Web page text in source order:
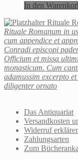
In den
Rituale
Rituale Romanum in
cum appendice et
Conradi episcopi
Officium et missa
monasticum. Cum
adamussim excerpto
diligenter ornato
Das Antiquariat
Versandkosten
Widerruf
Zahlungsarten
Zum